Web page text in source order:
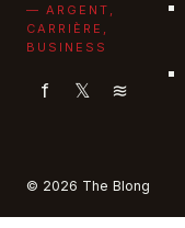
— ARGENT,
CARRIÈRE,
BUSINESS
f 𝕏 ≋
© 2026 The Blong